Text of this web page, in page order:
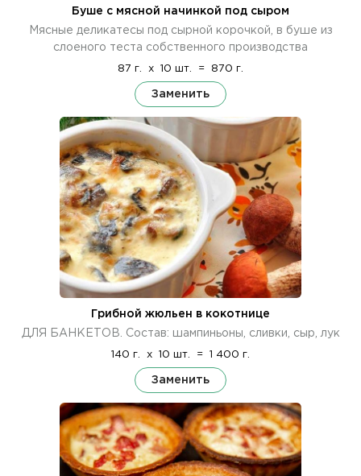
Буше с мясной начинкой под сыром
Мясные деликатесы под сырной корочкой, в буше из
слоеного теста собственного производства
87 г. x 10 шт. = 870 г.
Заменить
Грибной жюльен в кокотнице
ДЛЯ БАНКЕТОВ. Состав: шампиньоны, сливки, сыр, лук
140 г. x 10 шт. = 1 400 г.
Заменить